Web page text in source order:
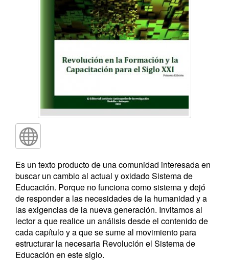
Es un texto producto de una comunidad interesada en
buscar un cambio al actual y oxidado Sistema de
Educación. Porque no funciona como sistema y dejó
de responder a las necesidades de la humanidad y a
las exigencias de la nueva generación. Invitamos al
lector a que realice un análisis desde el contenido de
cada capítulo y a que se sume al movimiento para
estructurar la necesaria Revolución el Sistema de
Educación en este siglo.